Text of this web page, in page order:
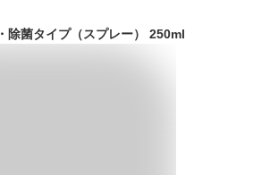
除菌タイプ（スプレー） 250ml